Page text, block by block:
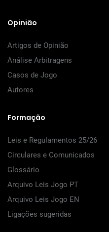
Opinião
Artigos de Opinião
Análise Arbitragens
Casos de Jogo
Autores
Formação
Leis e Regulamentos 25/26
Circulares e Comunicados
Glossário
Arquivo Leis Jogo PT
Arquivo Leis Jogo EN
Ligações sugeridas